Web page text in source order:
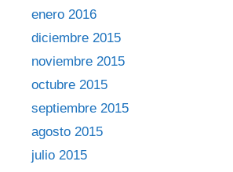
enero 2016
diciembre 2015
noviembre 2015
octubre 2015
septiembre 2015
agosto 2015
julio 2015